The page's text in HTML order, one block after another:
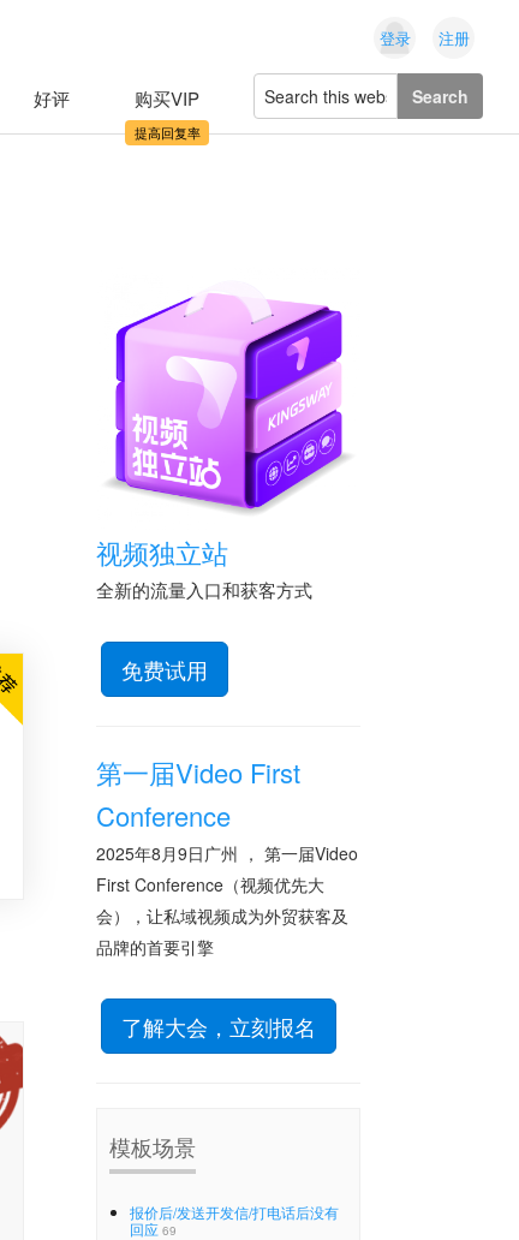
登录 注册
好评 购买VIP
Search
this
website
视频独立站
全新的流量入口和获客方式
免费试用
第一届Video First
Conference
2025年8月9日广州 ， 第一届Video
First Conference（视频优先大
会），让私域视频成为外贸获客及
品牌的首要引擎
了解大会，立刻报名
模板场景
报价后/发送开发信/打电话后没有
回应 69